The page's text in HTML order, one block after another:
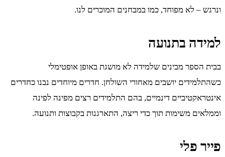
ונרגש – לא מפוחד, כמו במבחנים המוכרים לנו.
למידה בתנועה
בבית הספר מבינים שלמידה לא מושגת באופן אופטימלי
כשהתלמידים יושבים מאחורי השולחן. חדרים מיוחדים נבנו כחדרים
אינטראקטיביים דינמיים, בהם התלמידים רצים מפינה לפינה
וממלאים משימות תוך כדי ריצה, התארגנות בקבוצות ותנועה.
פייר פלי